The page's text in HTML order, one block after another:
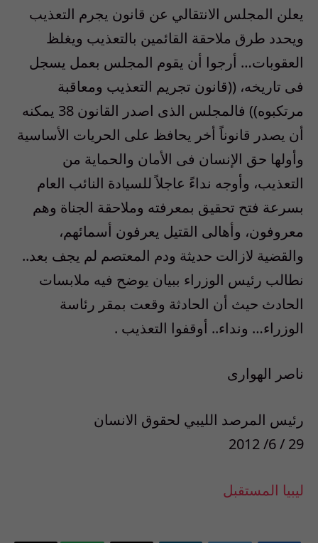
يعلن المجلس الانتقالي عن قانون يجرم التعذيب
ويحدد طرق ملاحقة القائمين بالتعذيب ويغلظ
العقوبات… أرجوا أن يقوم المجلس بعمل يسجل
فى تاريخه، ((قانون تجريم التعذيب ومعاقبة
مرتكبوه)) فالمجلس الذى اصدر القانون 38 يمكنه
أن يصدر قانوناً أخر يحافظ على الحريات الأساسية
وأولها حق الإنسان فى الأمان والحماية من
التعذيب، وأوجه نداءً عاجلاً للسيادة النائب العام
بسرعة فتح تحقيق بمعرفته وملاحقة الجناة وهم
معروفون، وأهالى القتيل يعرفون أسمائهم،
والقضية لازالت حديثة ودم المعتصم لم يجف بعد..
نطالب رئيس الوزراء ببيان يوضح فيه ملابسات
الحادث حيث أن الحادثة وقعت بمقر رئاسة
الوزراء… ونداء.. أوقفوا التعذيب .
ناصر الهوارى
رئيس المرصد الليبي لحقوق الانسان
29 / 6/ 2012
ليبيا المستقبل